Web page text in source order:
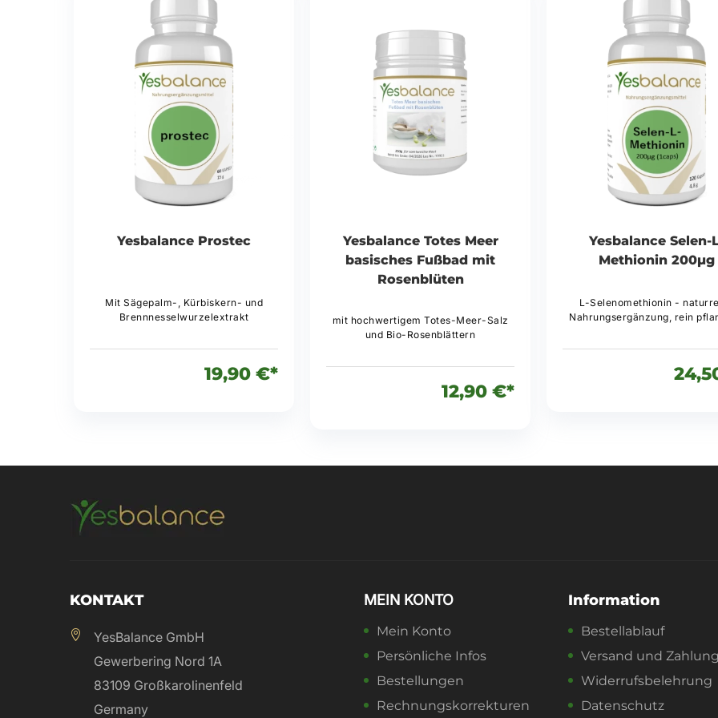
Yesbalance Prostec
Mit Sägepalm-, Kürbiskern- und
Brennnesselwurzelextrakt
19,90 €*
Yesbalance Totes Meer
basisches Fußbad mit
Rosenblüten
mit hochwertigem Totes-Meer-Salz
und Bio-Rosenblättern
12,90 €*
Yesbalance Selen-
Methionin 200µg
L-Selenomethionin -
Nahrungsergänzung, rein
KONTAKT
YesBalance GmbH
Gewerbering Nord 1A
83109 Großkarolinenfeld
Germany
MEIN KONTO
Mein Konto
Persönliche Infos
Bestellungen
Rechnungskorrekturen
Information
Bestellablauf
Versand und Zahlung
Widerrufsbelehrung
Datenschutz